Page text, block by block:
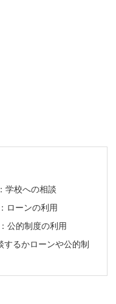
学校への相談
ローンの利用
公的制度の利用
するかローンや公的制